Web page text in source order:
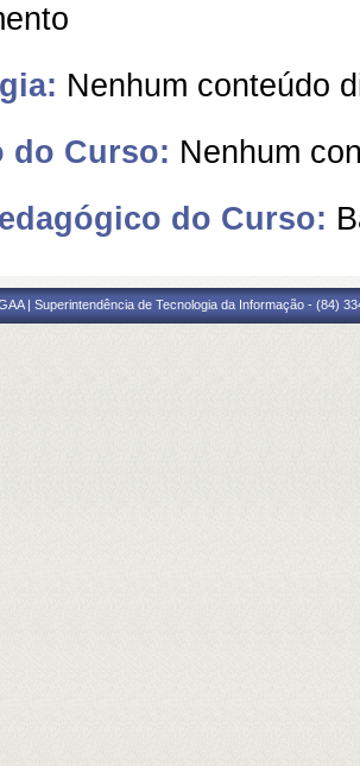
Nenhum conteúdo
do Curso: Nenhum
do Curso:
| Superintendência de Tecnologia da Informação - (84)